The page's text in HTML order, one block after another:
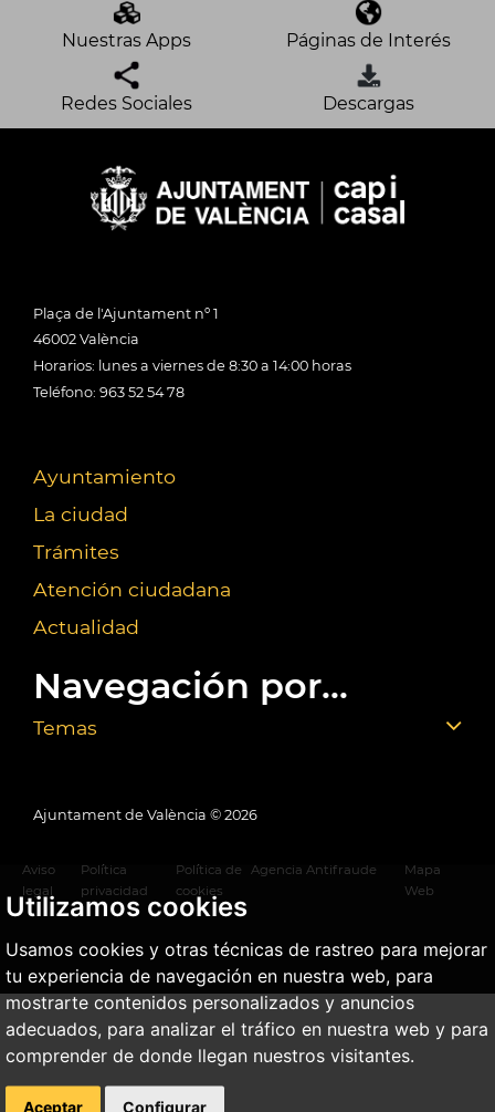
Utilizamos cookies
Usamos cookies y otras técnicas de rastreo para mejorar
tu experiencia de navegación en nuestra web, para
mostrarte contenidos personalizados y anuncios
adecuados, para analizar el tráfico en nuestra web y para
comprender de donde llegan nuestros visitantes.
Aceptar Configurar
Nuestras Apps Páginas de Interés
Redes Sociales Descargas
Plaça de l'Ajuntament nº 1
46002 València
Horarios: lunes a viernes de 8:30 a 14:00 horas
Teléfono: 963 52 54 78
Ayuntamiento
La ciudad
Trámites
Atención ciudadana
Actualidad
Navegación por...
Temas
Ajuntament de València © 2026
Aviso
legal
Política
privacidad
Política de
cookies
Agencia Antifraude
Mapa
Web